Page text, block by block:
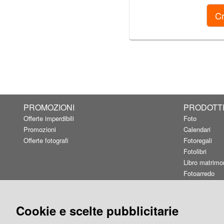
PROMOZIONI
Offerte imperdibili
Promozioni
Offerte fotografi
PRODOTTI
Foto
Calendari
Fotoregali
Fotolibri
Libro
Fotoarredo
Cookie e scelte pubblicitarie